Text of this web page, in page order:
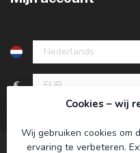
€
Cookies – wij
Wij gebruiken cookies om
ervaring te verbeteren.